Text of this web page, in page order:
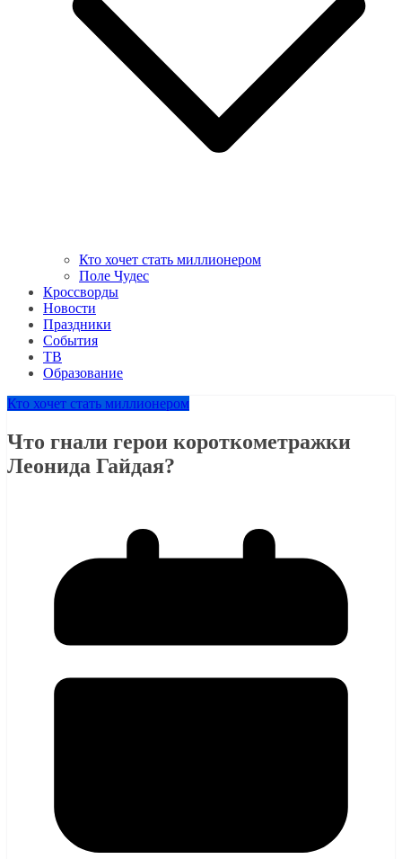
Кто хочет стать миллионером
Поле Чудес
Кроссворды
Новости
Праздники
События
ТВ
Образование
Кто хочет стать миллионером
Что гнали герои короткометражки
Леонида Гайдая?